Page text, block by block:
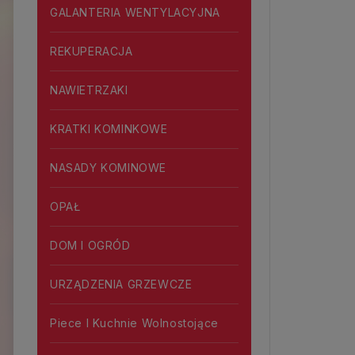
GALANTERIA WENTYLACYJNA
REKUPERACJA
NAWIETRZAKI
KRATKI KOMINKOWE
NASADY KOMINOWE
OPAŁ
DOM I OGRÓD
URZĄDZENIA GRZEWCZE
Piece I Kuchnie Wolnostojące